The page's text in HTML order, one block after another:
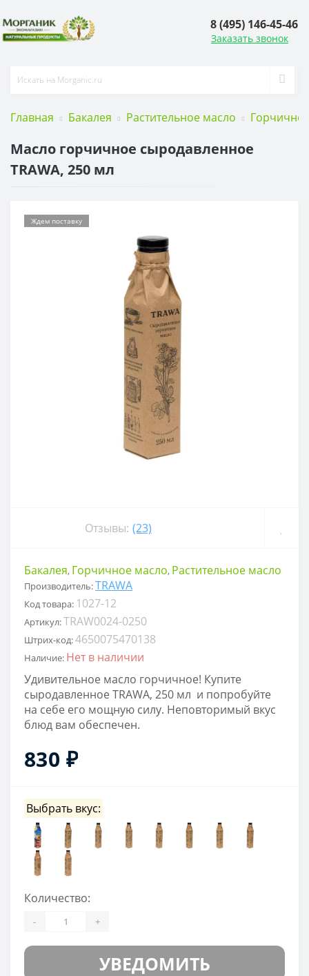
8 (495) 146-45-46
Заказать звонок
Главная Бакалея Растительное масло
Масло горчичное сыродавленное
TRAWA, 250 мл
Ждем поставку
Отзывы: (23)
Бакалея, Горчичное масло, Растительное масло
Производитель:TRAWA
Код товара: 1027-12
Артикул:TRAW0024-0250
Штрих-код:4650075470138
Наличие: Нет в наличии
Удивительное масло горчичное! Купите
сыродавленное TRAWA, 250 мл и попробуйте
на себе его мощную силу. Неповторимый вкус
блюд вам обеспечен.
830 ₽
Выбрать вкус:
Количество:
- +
УВЕДОМИТЬ